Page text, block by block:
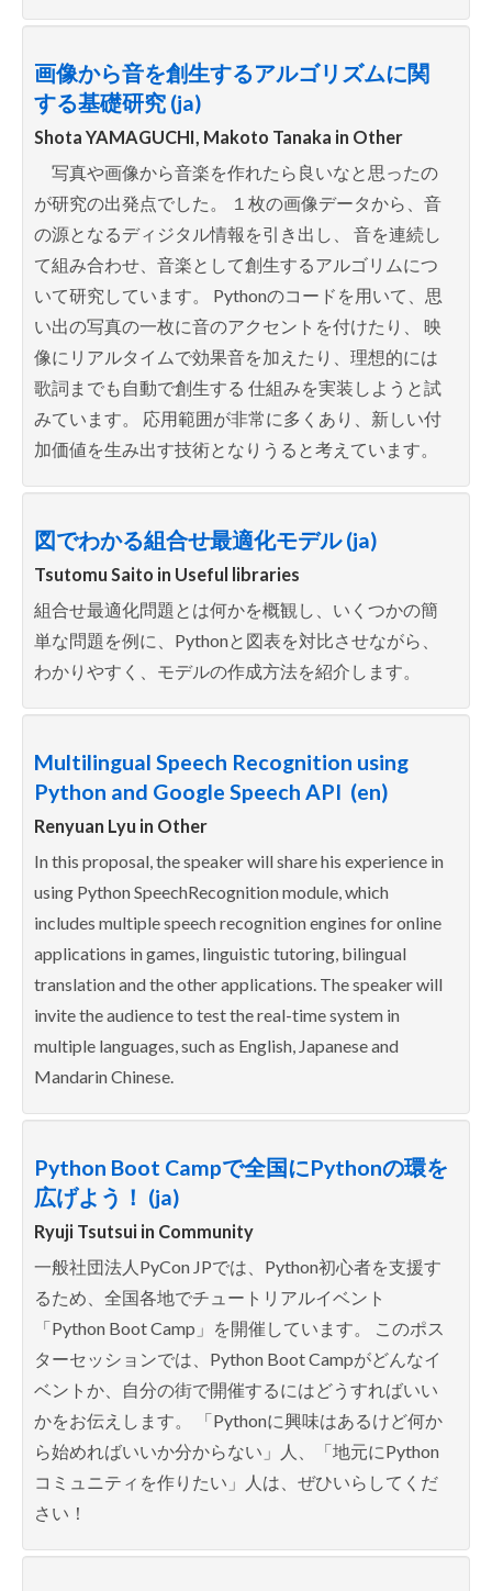
画像から音を創生するアルゴリズムに関
する基礎研究 (ja)
Shota YAMAGUCHI, Makoto Tanaka in Other
写真や画像から音楽を作れたら良いなと思ったの
が研究の出発点でした。 １枚の画像データから、音
の源となるディジタル情報を引き出し、 音を連続し
て組み合わせ、音楽として創生するアルゴリムにつ
いて研究しています。 Pythonのコードを用いて、思
い出の写真の一枚に音のアクセントを付けたり、 映
像にリアルタイムで効果音を加えたり、理想的には
歌詞までも自動で創生する 仕組みを実装しようと試
みています。 応用範囲が非常に多くあり、新しい付
加価値を生み出す技術となりうると考えています。
図でわかる組合せ最適化モデル (ja)
Tsutomu Saito in Useful libraries
組合せ最適化問題とは何かを概観し、いくつかの簡
単な問題を例に、Pythonと図表を対比させながら、
わかりやすく、モデルの作成方法を紹介します。
Multilingual Speech Recognition using
Python and Google Speech API (en)
Renyuan Lyu in Other
In this proposal, the speaker will share his experience in
using Python SpeechRecognition module, which
includes multiple speech recognition engines for online
applications in games, linguistic tutoring, bilingual
translation and the other applications. The speaker will
invite the audience to test the real-time system in
multiple languages, such as English, Japanese and
Mandarin Chinese.
Python Boot Campで全国にPythonの環を
広げよう！ (ja)
Ryuji Tsutsui in Community
一般社団法人PyCon JPでは、Python初心者を支援す
るため、全国各地でチュートリアルイベント
「Python Boot Camp」を開催しています。 このポス
ターセッションでは、Python Boot Campがどんなイ
ベントか、自分の街で開催するにはどうすればいい
かをお伝えします。 「Pythonに興味はあるけど何か
ら始めればいいか分からない」人、「地元にPython
コミュニティを作りたい」人は、ぜひいらしてくだ
さい！